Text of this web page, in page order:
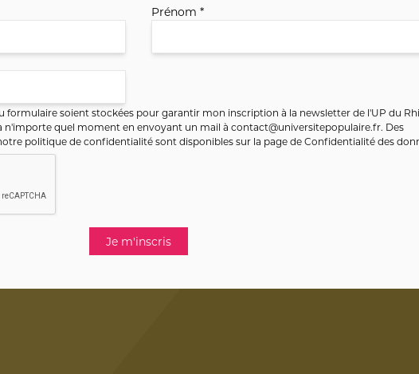
Prénom *
formulaire soient stockées pour garantir mon inscription à la newsletter de l'UP du
quel moment en envoyant un mail à contact@universitepopulaire.fr. Des
politique de confidentialité sont disponibles sur la page deConfidentialité des